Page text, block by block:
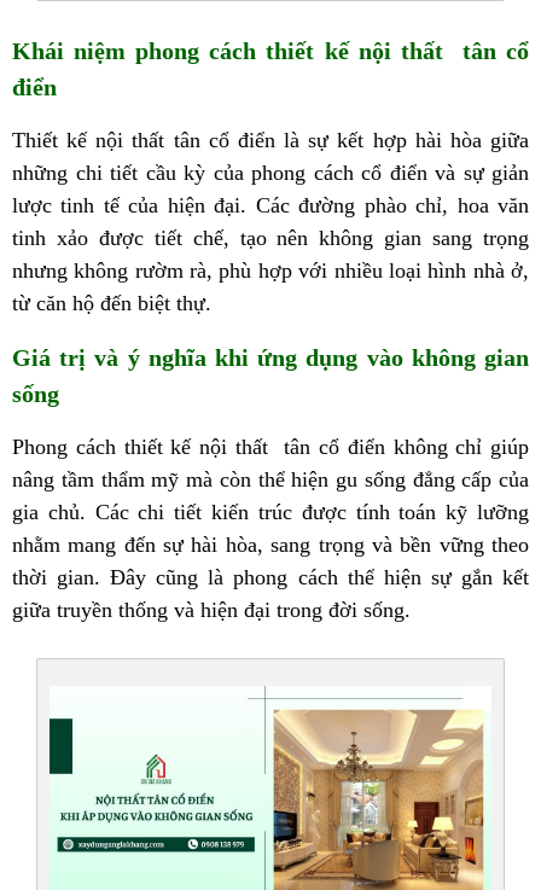
Khái niệm phong cách thiết kế nội thất tân cổ
điển
Thiết kế nội thất tân cổ điển là sự kết hợp hài hòa giữa
những chi tiết cầu kỳ của phong cách cổ điển và sự giản
lược tinh tế của hiện đại. Các đường phào chỉ, hoa văn
tinh xảo được tiết chế, tạo nên không gian sang trọng
nhưng không rườm rà, phù hợp với nhiều loại hình nhà ở,
từ căn hộ đến biệt thự.
Giá trị và ý nghĩa khi ứng dụng vào không gian
sống
Phong cách thiết kế nội thất tân cổ điển không chỉ giúp
nâng tầm thẩm mỹ mà còn thể hiện gu sống đẳng cấp của
gia chủ. Các chi tiết kiến trúc được tính toán kỹ lưỡng
nhằm mang đến sự hài hòa, sang trọng và bền vững theo
thời gian. Đây cũng là phong cách thể hiện sự gắn kết
giữa truyền thống và hiện đại trong đời sống.